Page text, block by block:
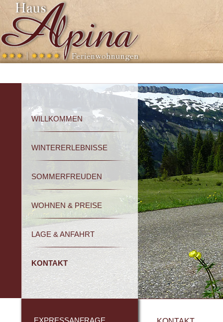
WILLKOMMEN
WINTERERLEBNISSE
SOMMERFREUDEN
WOHNEN & PREISE
LAGE & ANFAHRT
KONTAKT
EXPRESSANFRAGE